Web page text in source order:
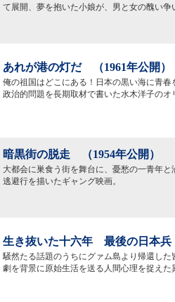
て展開、夢を抱いた小娘が、男と女の醜い
あれが港の灯だ （1961年公開）
俺の祖国はどこにある！日本の黒い海に青
政治的問題を長期取材で書いた水木洋子の
暗黒街の脱走 （1954年公開）
大都会に巣食う街を舞台に、憂愁の一青年
逃避行を描いたギャング映画。
生き抜いた十六年 最後の日本兵
騒然たる話題のうちにグァム島より帰還し
劇を背景に原始生活を送る人間心理を捉えた